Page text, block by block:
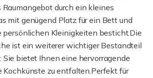
Raumangebot durch ein kleines
mit genügend Platz für ein Bett und
persönlichen Kleinigkeiten besticht.Die
ist ein weiterer wichtiger Bestandteil
Sie bietet Ihnen eine hervorragende
Kochkünste zu entfalten.Perfekt für